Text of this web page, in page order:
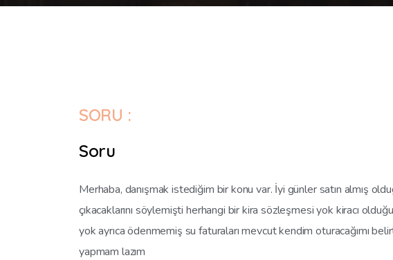
SORU :
Soru
Merhaba, danışmak istediğim bir konu var. İyi günler satın almış
çıkacaklarını söylemişti herhangi bir kira sözleşmesi yok kiracı
yok ayrıca ödenmemiş su faturaları mevcut kendim oturacağımı
yapmam lazım